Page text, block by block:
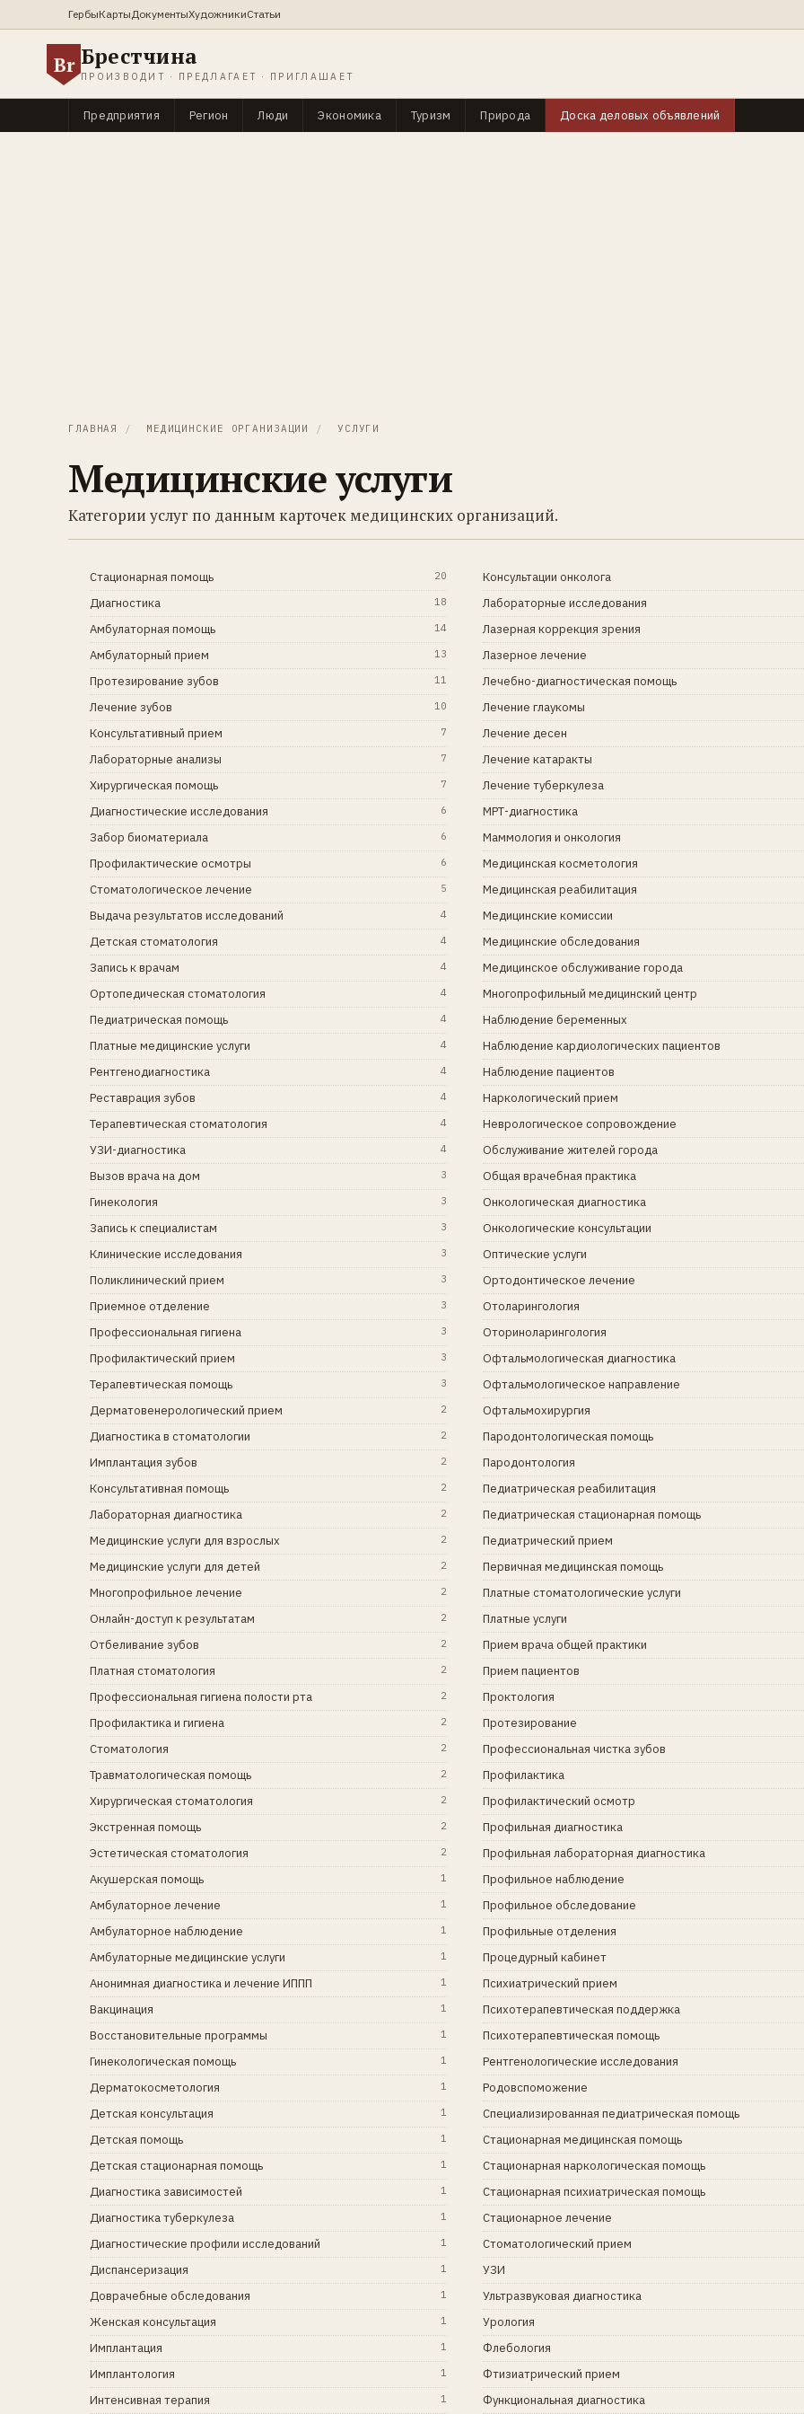
ГербыКартыДокументыХудожникиСтатьи
Br Брестчина
ПРОИЗВОДИТ · ПРЕДЛАГАЕТ · ПРИГЛАШАЕТ
Предприятия Регион Люди Экономика Туризм Природа Доска деловых объявлений
ГЛАВНАЯ / МЕДИЦИНСКИЕ ОРГАНИЗАЦИИ / УСЛУГИ
Медицинские услуги
Категории услуг по данным карточек медицинских организаций.
Стационарная помощь 20
Диагностика 18
Амбулаторная помощь 14
Амбулаторный прием 13
Протезирование зубов 11
Лечение зубов 10
Консультативный прием 7
Лабораторные анализы 7
Хирургическая помощь 7
Диагностические исследования 6
Забор биоматериала 6
Профилактические осмотры 6
Стоматологическое лечение 5
Выдача результатов исследований 4
Детская стоматология 4
Запись к врачам 4
Ортопедическая стоматология 4
Педиатрическая помощь 4
Платные медицинские услуги 4
Рентгенодиагностика 4
Реставрация зубов 4
Терапевтическая стоматология 4
УЗИ-диагностика 4
Вызов врача на дом 3
Гинекология 3
Запись к специалистам 3
Клинические исследования 3
Поликлинический прием 3
Приемное отделение 3
Профессиональная гигиена 3
Профилактический прием 3
Терапевтическая помощь 3
Дерматовенерологический прием 2
Диагностика в стоматологии 2
Имплантация зубов 2
Консультативная помощь 2
Лабораторная диагностика 2
Медицинские услуги для взрослых 2
Медицинские услуги для детей 2
Многопрофильное лечение 2
Онлайн-доступ к результатам 2
Отбеливание зубов 2
Платная стоматология 2
Профессиональная гигиена полости рта 2
Профилактика и гигиена 2
Стоматология 2
Травматологическая помощь 2
Хирургическая стоматология 2
Экстренная помощь 2
Эстетическая стоматология 2
Акушерская помощь 1
Амбулаторное лечение 1
Амбулаторное наблюдение 1
Амбулаторные медицинские услуги 1
Анонимная диагностика и лечение ИППП 1
Вакцинация 1
Восстановительные программы 1
Гинекологическая помощь 1
Дерматокосметология 1
Детская консультация 1
Детская помощь 1
Детская стационарная помощь 1
Диагностика зависимостей 1
Диагностика туберкулеза 1
Диагностические профили исследований 1
Диспансеризация 1
Доврачебные обследования 1
Женская консультация 1
Имплантация 1
Имплантология 1
Интенсивная терапия 1
Консультации онколога
Лабораторные исследования
Лазерная коррекция зрения
Лазерное лечение
Лечебно-диагностическая помощь
Лечение глаукомы
Лечение десен
Лечение катаракты
Лечение туберкулеза
МРТ-диагностика
Маммология и онкология
Медицинская косметология
Медицинская реабилитация
Медицинские комиссии
Медицинские обследования
Медицинское обслуживание города
Многопрофильный медицинский центр
Наблюдение беременных
Наблюдение кардиологических пациентов
Наблюдение пациентов
Наркологический прием
Неврологическое сопровождение
Обслуживание жителей города
Общая врачебная практика
Онкологическая диагностика
Онкологические консультации
Оптические услуги
Ортодонтическое лечение
Отоларингология
Оториноларингология
Офтальмологическая диагностика
Офтальмологическое направление
Офтальмохирургия
Пародонтологическая помощь
Пародонтология
Педиатрическая реабилитация
Педиатрическая стационарная помощь
Педиатрический прием
Первичная медицинская помощь
Платные стоматологические услуги
Платные услуги
Прием врача общей практики
Прием пациентов
Проктология
Протезирование
Профессиональная чистка зубов
Профилактика
Профилактический осмотр
Профильная диагностика
Профильная лабораторная диагностика
Профильное наблюдение
Профильное обследование
Профильные отделения
Процедурный кабинет
Психиатрический прием
Психотерапевтическая поддержка
Психотерапевтическая помощь
Рентгенологические исследования
Родовспоможение
Специализированная педиатрическая помощь
Стационарная медицинская помощь
Стационарная наркологическая помощь
Стационарная психиатрическая помощь
Стационарное лечение
Стоматологический прием
УЗИ
Ультразвуковая диагностика
Урология
Флебология
Фтизиатрический прием
Функциональная диагностика